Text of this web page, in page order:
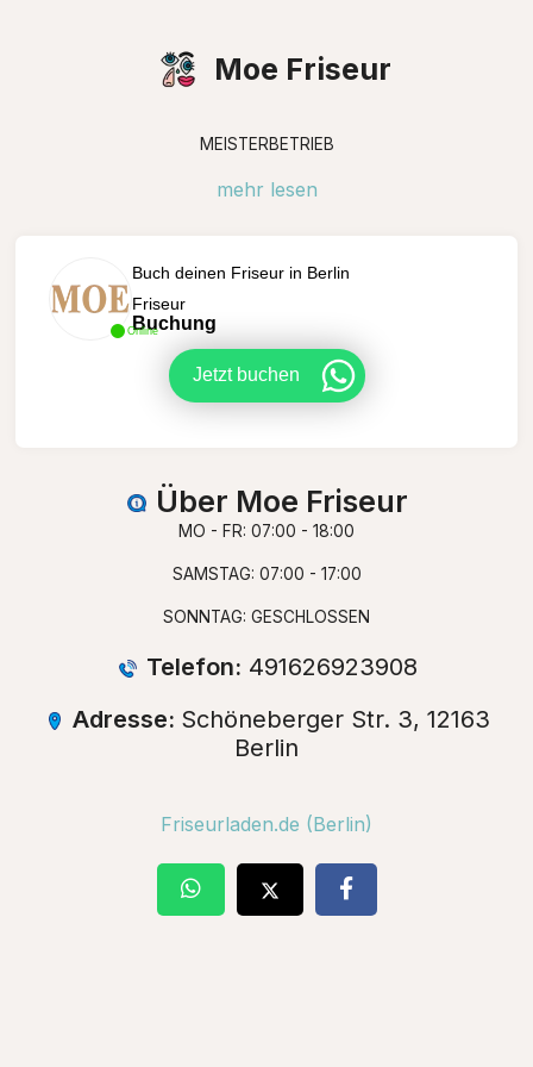
Moe Friseur
MEISTERBETRIEB
mehr lesen
Online
Buch deinen Friseur in Berlin
Friseur
Buchung
Jetzt buchen
Über Moe Friseur
MO - FR: 07:00 - 18:00
SAMSTAG: 07:00 - 17:00
SONNTAG: GESCHLOSSEN
Telefon: ‪491626923908‬
Adresse: Schöneberger Str. 3, 12163
Berlin
Friseurladen.de (Berlin)